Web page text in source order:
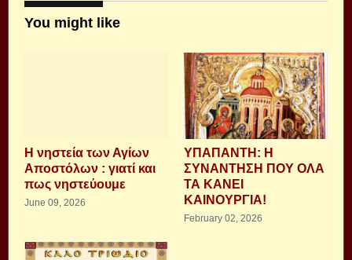
You might like
Η νηστεία των Αγίων
Αποστόλων : γιατί και
πως νηστεύουμε
June 09, 2026
ΥΠΑΠΑΝΤΗ: Η
ΣΥΝΑΝΤΗΣΗ ΠΟΥ ΟΛΑ
ΤΑ ΚΑΝΕΙ
ΚΑΙΝΟΥΡΓΙΑ!
February 02, 2026